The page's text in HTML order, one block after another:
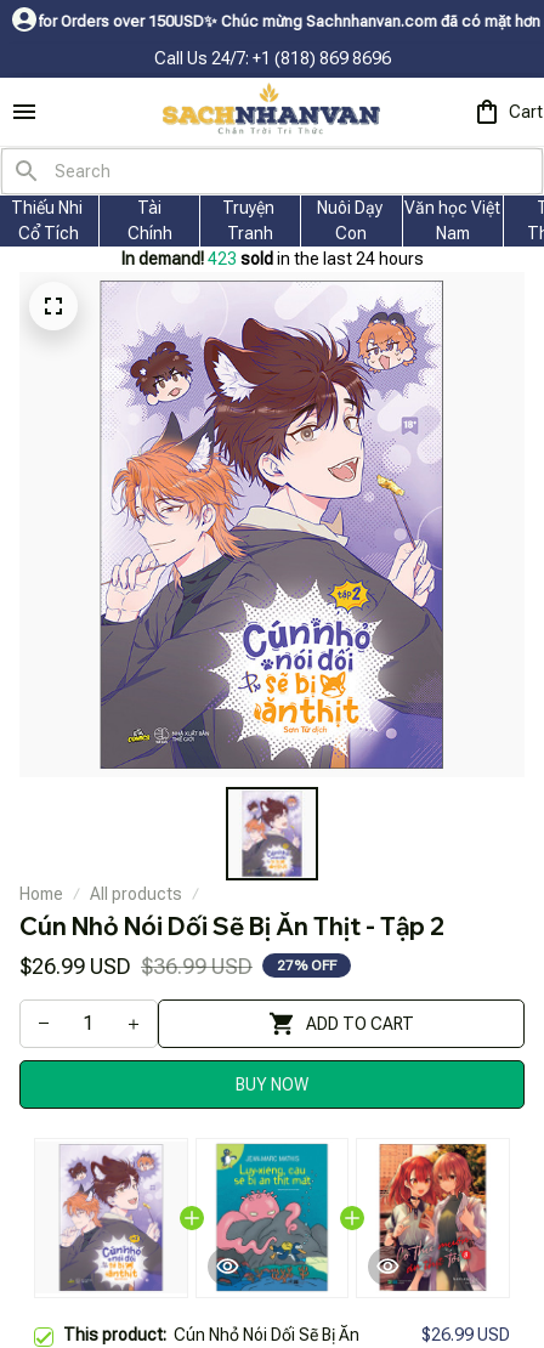
over 150USDㅤ✨ Chúc mừng Sachnhanvan.com đã có mặt hơn 200 quốc
Call Us 24/7: +1 (818) 869 8696
Cart
Thiếu Nhi
Cổ Tích
Tài
Chính
Truyện
Tranh
Nuôi Dạy
Con
Văn học Việt
Nam
In demand! 426 sold in the last 24 hours
Home All products
Cún Nhỏ Nói Dối Sẽ Bị Ăn Thịt - Tập 2
$26.99 USD $36.99 USD 27% OFF
ADD TO CART
BUY NOW
This product: Cún Nhỏ Nói Dối Sẽ Bị Ăn
$26.99 USD